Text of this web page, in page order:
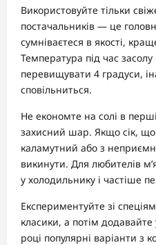
Використовуйте тільки
постачальників — це
сумніваєтеся в якості,
Температура під час
перевищувати 4 градуси,
сповільниться.
Не економте на солі в
захисний шар. Якщо сік, що
каламутний або з
викинути. Для любителів
у холодильнику і частіше
Експериментуйте зі
класики, а потім
році популярні варіанти з